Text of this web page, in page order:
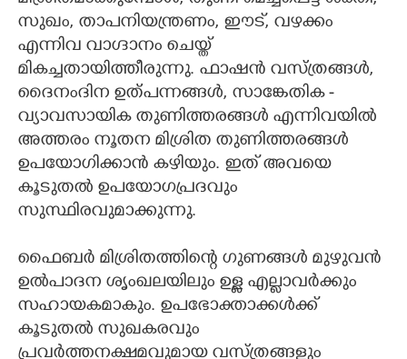
സുഖം, താപനിയന്ത്രണം, ഈട്, വഴക്കം
എന്നിവ വാഗ്ദാനം ചെയ്ത്
മികച്ചതായിത്തീരുന്നു. ഫാഷൻ വസ്ത്രങ്ങൾ,
ദൈനംദിന ഉത്പന്നങ്ങൾ, സാങ്കേതിക -
വ്യാവസായിക തുണിത്തരങ്ങൾ എന്നിവയിൽ
അത്തരം നൂതന മിശ്രിത തുണിത്തരങ്ങൾ
ഉപയോഗിക്കാൻ കഴിയും. ഇത് അവയെ
കൂടുതൽ ഉപയോഗപ്രദവും
സുസ്ഥിരവുമാക്കുന്നു.
ഫൈബർ മിശ്രിതത്തിന്റെ ഗുണങ്ങൾ മുഴുവൻ
ഉൽ‌പാദന ശൃംഖലയിലും ഉള്ള എല്ലാവർക്കും
സഹായകമാകും. ഉപഭോക്താക്കൾക്ക്
കൂടുതൽ സുഖകരവും
പ്രവർത്തനക്ഷമവുമായ വസ്ത്രങ്ങളും